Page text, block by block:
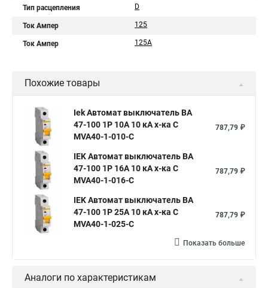
Тип расцепления D
Ток Ампер 125
Ток Ампер 125А
Похожие товары
Iek Автомат выключатель ВА
47-100 1Р 10А 10 кА х-ка С
MVA40-1-010-C
787,79 ₽
IEK Автомат выключатель ВА
47-100 1Р 16А 10 кА х-ка С
MVA40-1-016-C
787,79 ₽
IEK Автомат выключатель ВА
47-100 1Р 25А 10 кА х-ка С
MVA40-1-025-C
787,79 ₽
Показать больше
Аналоги по характеристикам